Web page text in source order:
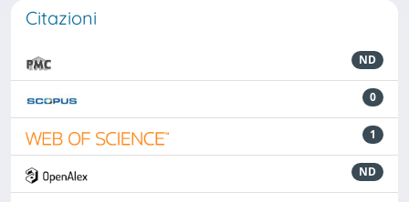
Citazioni
ND
0
1
ND